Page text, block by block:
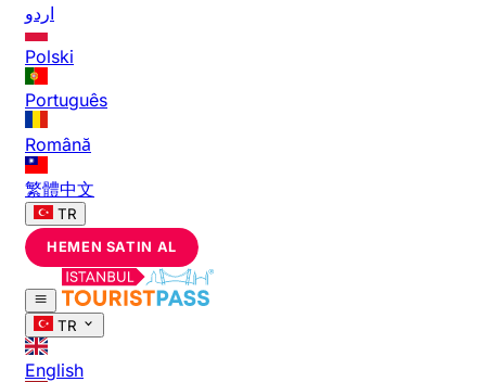
اردو
Polski
Português
Română
繁體中文
TR
HEMEN SATIN AL
TR
English